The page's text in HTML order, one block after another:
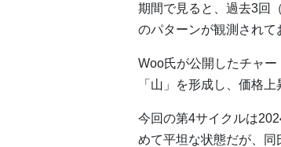
期間で見ると、過去3回
のパターンが観測されて
Woo氏が公開したチャ
「山」を形成し、価格
今回の第4サイクルは
めて平坦な状態だが、同